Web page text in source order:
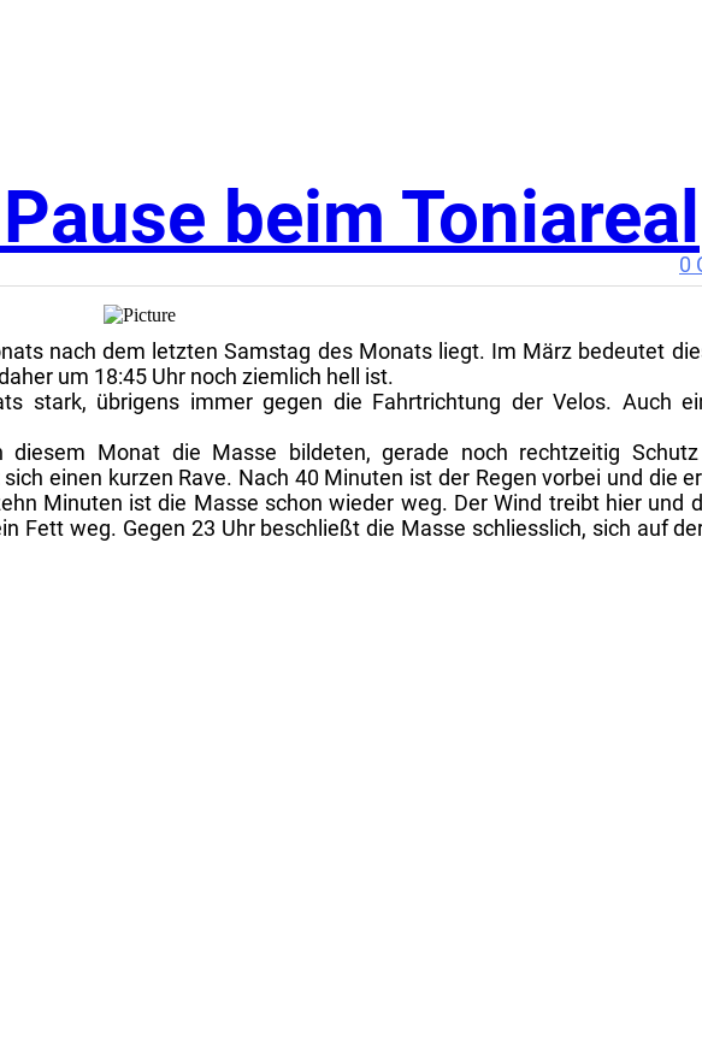
beim Toniareal
0
nach dem letzten Samstag des Monats liegt. Im März bedeutet
um 18:45 Uhr noch ziemlich hell ist.
stark, übrigens immer gegen die Fahrtrichtung der Velos. Auch
Monat die Masse bildeten, gerade noch rechtzeitig
einen kurzen Rave. Nach 40 Minuten ist der Regen vorbei und die
Minuten ist die Masse schon wieder weg. Der Wind treibt hier und
Fett weg. Gegen 23 Uhr beschließt die Masse schliesslich, sich auf